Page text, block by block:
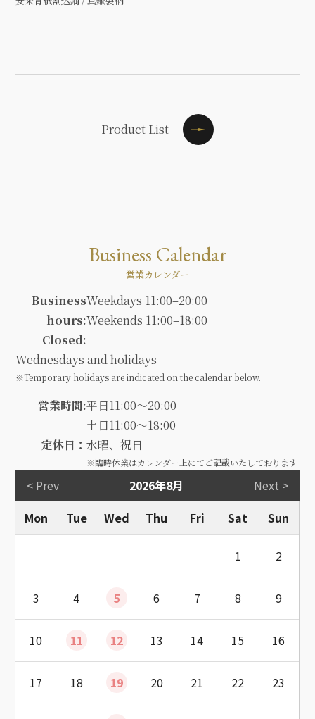
Product List
Business Calendar
営業カレンダー
Business
hours:
Weekdays 11:00–20:00
Weekends 11:00–18:00
Closed:
Wednesdays and holidays
※Temporary holidays are indicated on the calendar below.
営業時間:平日11:00～20:00
土日11:00～18:00
定休日：水曜、祝日
※臨時休業はカレンダー上にてご記載いたしております
< Prev 2026年8月
Next >
Mon
Tue Wed Thu Fri Sat Sun
1 2
3 4 5 6 7 8 9
10 11 12 13 14 15 16
17 18 19 20 21 22 23